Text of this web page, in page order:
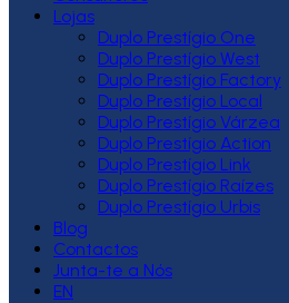
Lojas
Duplo Prestígio One
Duplo Prestígio West
Duplo Prestígio Factory
Duplo Prestígio Local
Duplo Prestígio Várzea
Duplo Prestígio Action
Duplo Prestígio Link
Duplo Prestígio Raízes
Duplo Prestígio Urbis
Blog
Contactos
Junta-te a Nós
EN